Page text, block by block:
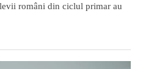
români din ciclul primar au